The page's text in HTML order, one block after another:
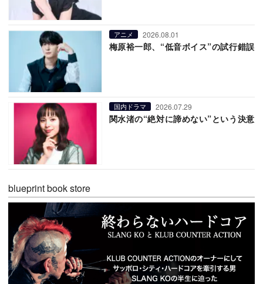
アニメ 2026.08.01
梅原裕一郎、“低音ボイス”の試行錯誤
国内ドラマ 2026.07.29
関水渚の“絶対に諦めない”という決意
blueprint book store